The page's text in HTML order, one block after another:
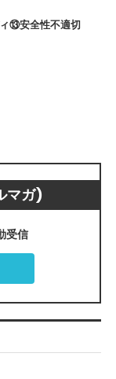
⑬安全性不適切
マガ)
受信